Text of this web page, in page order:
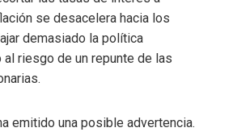
se desacelera hacia los
demasiado la política
riesgo de un repunte de las
emitido una posible advertencia.